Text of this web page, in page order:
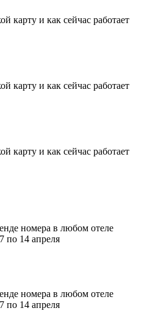
карту и как сейчас работает
карту и как сейчас работает
карту и как сейчас работает
номера в любом отеле
по 14 апреля
номера в любом отеле
по 14 апреля